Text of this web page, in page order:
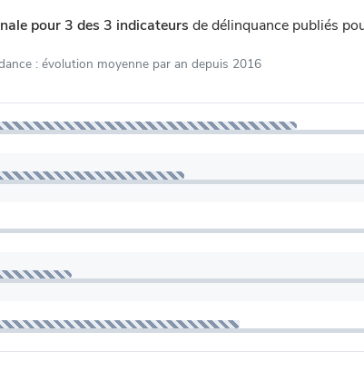
pour 3 des 3 indicateurs de délinquance publiés
: évolution moyenne par an depuis 2016